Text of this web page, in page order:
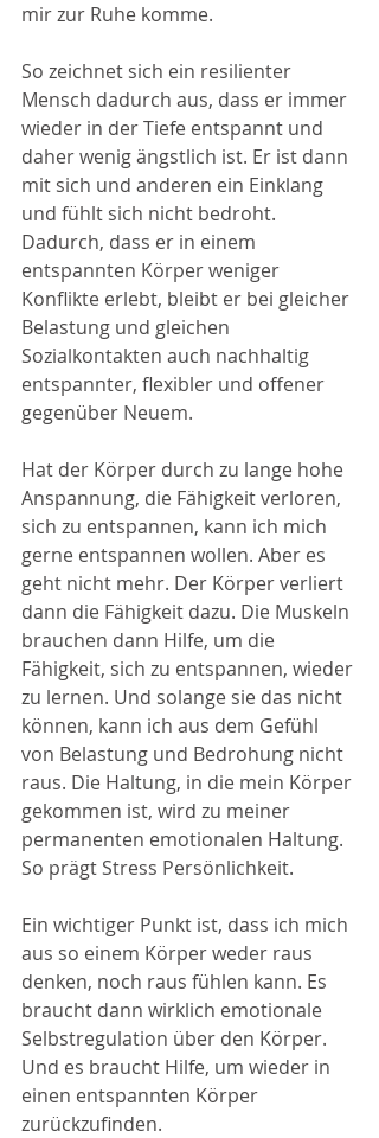
mir zur Ruhe komme.
So zeichnet sich ein resilienter
Mensch dadurch aus, dass er immer
wieder in der Tiefe entspannt und
daher wenig ängstlich ist. Er ist dann
mit sich und anderen ein Einklang
und fühlt sich nicht bedroht.
Dadurch, dass er in einem
entspannten Körper weniger
Konflikte erlebt, bleibt er bei gleicher
Belastung und gleichen
Sozialkontakten auch nachhaltig
entspannter, flexibler und offener
gegenüber Neuem.
Hat der Körper durch zu lange hohe
Anspannung, die Fähigkeit verloren,
sich zu entspannen, kann ich mich
gerne entspannen wollen. Aber es
geht nicht mehr. Der Körper verliert
dann die Fähigkeit dazu. Die Muskeln
brauchen dann Hilfe, um die
Fähigkeit, sich zu entspannen, wieder
zu lernen. Und solange sie das nicht
können, kann ich aus dem Gefühl
von Belastung und Bedrohung nicht
raus. Die Haltung, in die mein Körper
gekommen ist, wird zu meiner
permanenten emotionalen Haltung.
So prägt Stress Persönlichkeit.
Ein wichtiger Punkt ist, dass ich mich
aus so einem Körper weder raus
denken, noch raus fühlen kann. Es
braucht dann wirklich emotionale
Selbstregulation über den Körper.
Und es braucht Hilfe, um wieder in
einen entspannten Körper
zurückzufinden.